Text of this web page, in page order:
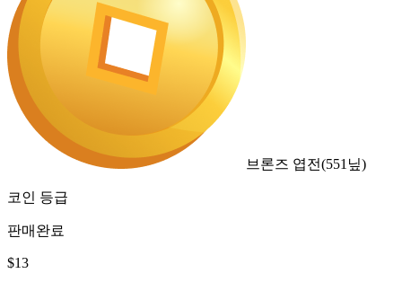
브론즈 엽전(551 닢)
코인 등급
판매완료
$13